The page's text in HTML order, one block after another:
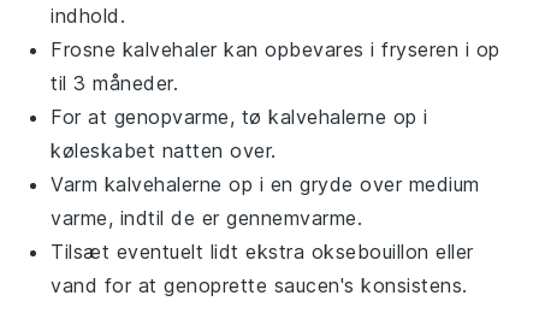
indhold.
Frosne kalvehaler kan opbevares i fryseren i op
til 3 måneder.
For at genopvarme, tøkalvehalerne op i
køleskabet natten over.
Varm kalvehalerne op i en gryde over medium
varme, indtil de er gennemvarme.
Tilsæt eventuelt lidt ekstra oksebouillon eller
vand for at genoprette saucen's konsistens.